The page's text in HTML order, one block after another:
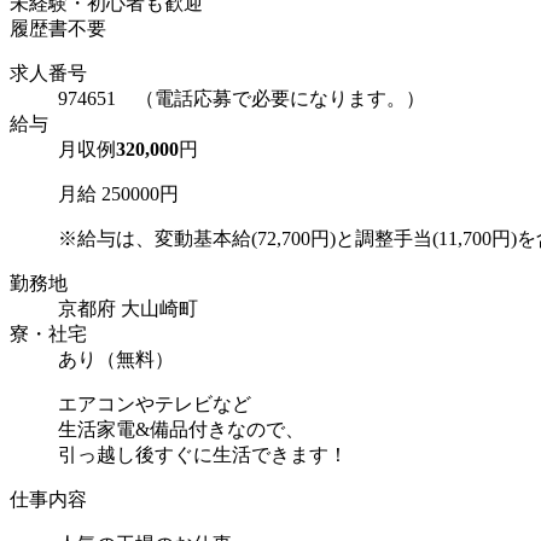
履歴書不要
求人番号
974651 （電話応募で必要になります。）
給与
月収例320,000円
月給 250000円
※給与は、変動基本給(72,700円)と調整手当(11,700円)を
勤務地
京都府 大山崎町
寮・社宅
あり（無料）
エアコンやテレビなど
生活家電&備品付きなので、
引っ越し後すぐに生活できます！
仕事内容